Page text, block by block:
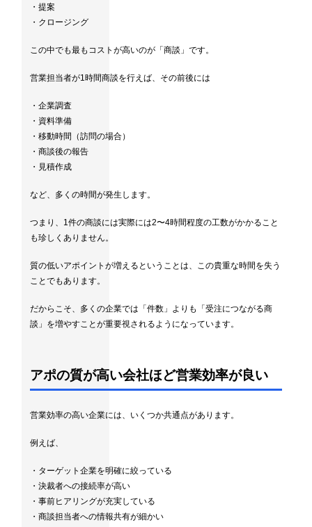
・提案
・クロージング
この中でも最もコストが高いのが「商談」です。
営業担当者が1時間商談を行えば、その前後には
・企業調査
・資料準備
・移動時間（訪問の場合）
・商談後の報告
・見積作成
など、多くの時間が発生します。
つまり、1件の商談には実際には2〜4時間程度の工数がかかること
も珍しくありません。
質の低いアポイントが増えるということは、この貴重な時間を失う
ことでもあります。
だからこそ、多くの企業では「件数」よりも「受注につながる商
談」を増やすことが重要視されるようになっています。
アポの質が高い会社ほど営業効率が良い
営業効率の高い企業には、いくつか共通点があります。
例えば、
・ターゲット企業を明確に絞っている
・決裁者への接続率が高い
・事前ヒアリングが充実している
・商談担当者への情報共有が細かい